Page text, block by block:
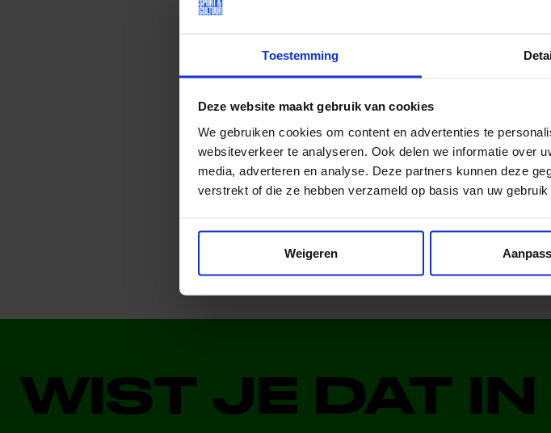
Toestemming
Deze website maakt gebruik van cookies
We gebruiken cookies om content en advertenties te
websiteverkeer te analyseren. Ook delen we informatie over
media, adverteren en analyse. Deze partners kunnen deze
verstrekt of die ze hebben verzameld op basis van uw
Weigeren
Deel dit bericht op social media!
WIST JE DAT